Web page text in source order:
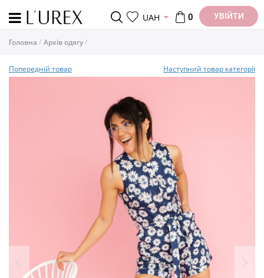
UAH 0 УВІЙТИ
Головна Архів одягу
Попередній товар Наступний товар категорії